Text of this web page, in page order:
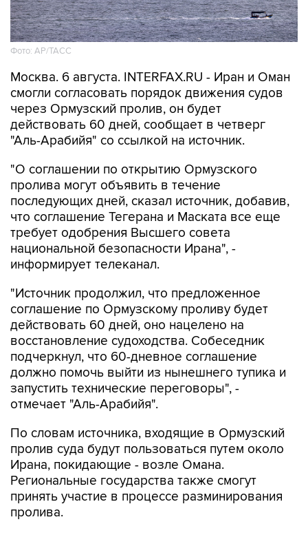
Фото: AP/ТАСС
Москва. 6 августа. INTERFAX.RU - Иран и Оман
через Ормузский пролив, он будет
действовать 60 дней, сообщает в четверг
"Аль-Арабийя" со ссылкой на источник.
"О соглашении по открытию Ормузского
последующих дней, сказал источник, добавив,
что соглашение Тегерана и Маската все еще
требует одобрения Высшего совета
национальной безопасности Ирана", -
информирует телеканал.
"Источник продолжил, что предложенное
действовать 60 дней, оно нацелено на
восстановление судоходства. Собеседник
подчеркнул, что 60-дневное соглашение
должно помочь выйти из нынешнего тупика и
запустить технические переговоры", -
отмечает "Аль-Арабийя".
По словам источника, входящие в Ормузский
Ирана, покидающие - возле Омана.
Региональные государства также смогут
принять участие в процессе разминирования
пролива.
Источник добавил, что США и Иран